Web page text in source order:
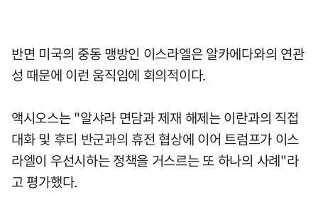
반면 미국의 중동 맹방인 이스라엘은 알카에다와의 연관
성 때문에 이런 움직임에 회의적이다.
액시오스는 "알샤라 면담과 제재 해제는 이란과의 직접
대화 및 후티 반군과의 휴전 협상에 이어 트럼프가 이스
라엘이 우선시하는 정책을 거스르는 또 하나의 사례"라
고 평가했다.